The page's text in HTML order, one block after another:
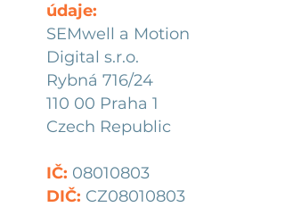
údaje:
SEMwell a Motion
Digital s.r.o.
Rybná 716/24
110 00 Praha 1
Czech Republic
IČ: 08010803
DIČ: CZ08010803